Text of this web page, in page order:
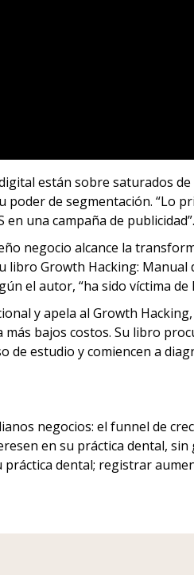
están sobre saturados
de segmentación. “Lo
una campaña de publicidad”.
negocio alcance la
Growth Hacking:
el autor, “ha sido víctima
y apela al Growth
bajos costos. Su libro
estudio y comiencen a
negocios: el funnel de
en su práctica dental,
dental; registrar